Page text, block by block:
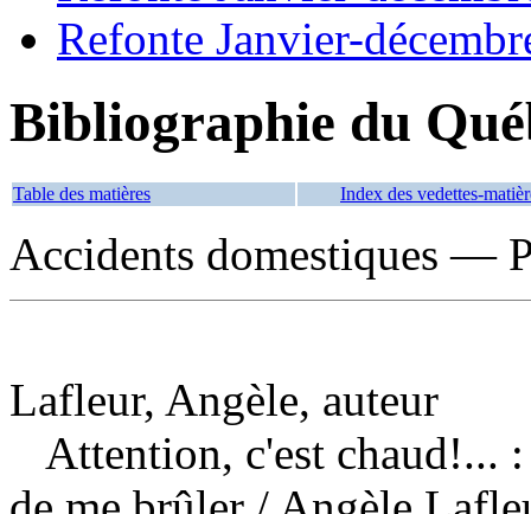
Refonte Janvier-
Bibliographie du
Table des matières Index des vedettes-
Accidents domestiques —
Lafleur, Angèle, auteur
Attention, c'est chaud!...